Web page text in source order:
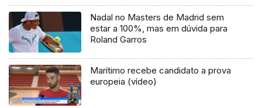
Nadal no Masters de Madrid sem
estar a 100%, mas em dúvida para
Roland Garros
Marítimo recebe candidato a prova
europeia (vídeo)